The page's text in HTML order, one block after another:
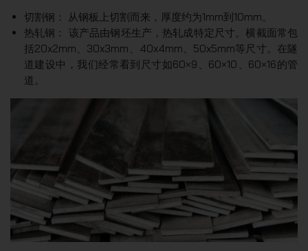
切割钢： 从钢板上切割而来，厚度约为1mm到10mm。
热轧钢： 该产品由钢坯生产，热轧成特定尺寸。横截面常包
括20x2mm、30x3mm、40x4mm、50x5mm等尺寸。在隧
道建设中，我们经常看到尺寸如60×9、60×10、60×16的管
道。